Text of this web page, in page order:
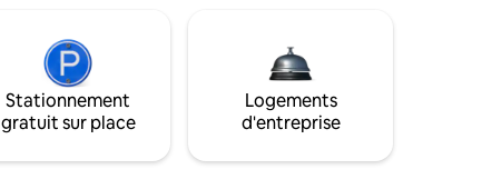
Stationnement
gratuit sur place
Logements
d'entreprise